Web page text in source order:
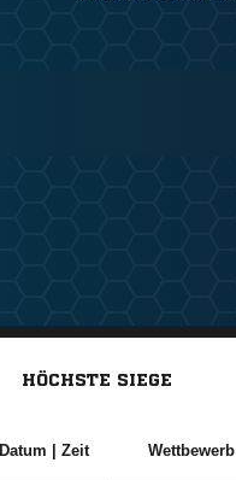
HÖCHSTE SIEGE
Datum | Zeit Wettbewerb